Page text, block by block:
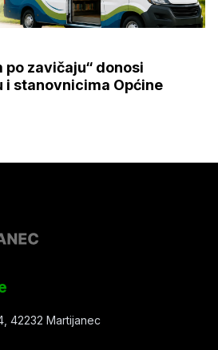
po zavičaju“ donosi
i stanovnicima Općine
42232 Martijanec